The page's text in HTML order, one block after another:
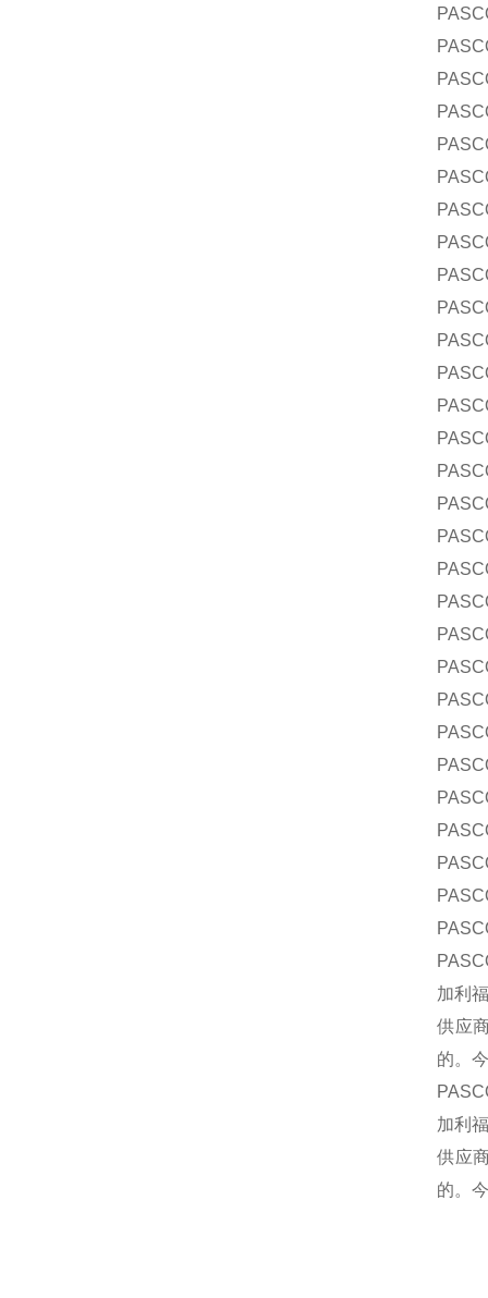
加利
供应
的。
加利
供应
的。